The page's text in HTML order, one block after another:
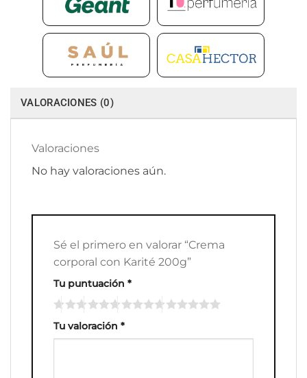
VALORACIONES (0)
Valoraciones
No hay valoraciones aún.
Sé el primero en valorar “Crema
corporal con Karité 200g”
Tu puntuación *
Tu valoración *